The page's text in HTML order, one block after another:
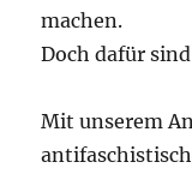
machen.
Doch dafür
Mit unserem